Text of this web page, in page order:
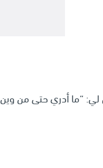
لي: “ما أدري حتى من وين